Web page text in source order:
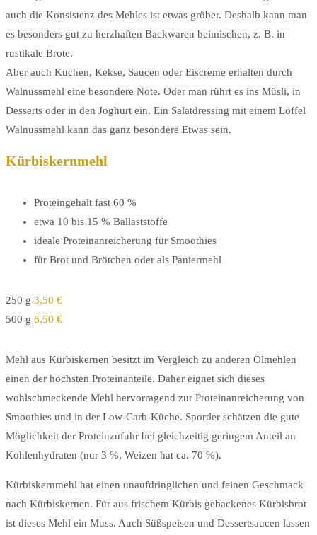
auch die Konsistenz des Mehles ist etwas gröber. Deshalb kann man
es besonders gut zu herzhaften Backwaren beimischen, z. B. in
rustikale Brote.
Aber auch Kuchen, Kekse, Saucen oder Eiscreme erhalten durch
Walnussmehl eine besondere Note. Oder man rührt es ins Müsli, in
Desserts oder in den Joghurt ein. Ein Salatdressing mit einem Löffel
Walnussmehl kann das ganz besondere Etwas sein.
Kürbiskernmehl
Proteingehalt fast 60 %
etwa 10 bis 15 % Ballaststoffe
ideale Proteinanreicherung für Smoothies
für Brot und Brötchen oder als Paniermehl
250 g 3,50 €
500 g 6,50 €
Mehl aus Kürbiskernen besitzt im Vergleich zu anderen Ölmehlen
einen der höchsten Proteinanteile. Daher eignet sich dieses
wohlschmeckende Mehl hervorragend zur Proteinanreicherung von
Smoothies und in der Low-Carb-Küche. Sportler schätzen die gute
Möglichkeit der Proteinzufuhr bei gleichzeitig geringem Anteil an
Kohlenhydraten (nur 3 %, Weizen hat ca. 70 %).
Kürbiskernmehl hat einen unaufdringlichen und feinen Geschmack
nach Kürbiskernen. Für aus frischem Kürbis gebackenes Kürbisbrot
ist dieses Mehl ein Muss. Auch Süßspeisen und Dessertsaucen lassen